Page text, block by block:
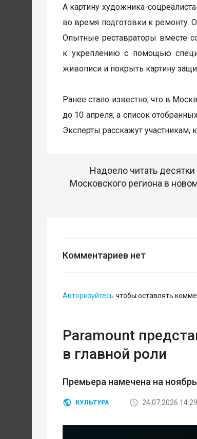
А картину художника-
во время подготовки к ремонту.
Опытные реставраторы вместе
к укреплению с помощью
живописи и покрыть картину
Ранее стало известно, что в
до 10 апреля, а список
Эксперты расскажут участникам,
Надоело читать
Московского региона в
Комментариев нет
Авторизуйтесь чтобы оставлять
Paramount
в главной роли
Премьера намечена на
КУЛЬТУРА 24.07.2026 14:29